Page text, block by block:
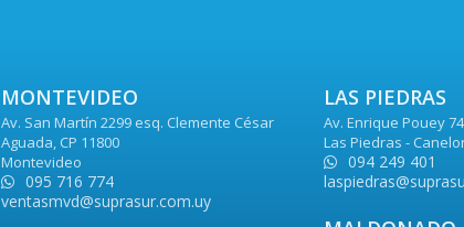
MONTEVIDEO
Av. San Martín 2299 esq. Clemente César
Aguada, CP 11800
Montevideo
095 716 774
ventasmvd@suprasur.com.uy
LAS PIEDRAS
Av. Enrique Pouey
Las Piedras -
094 249 401